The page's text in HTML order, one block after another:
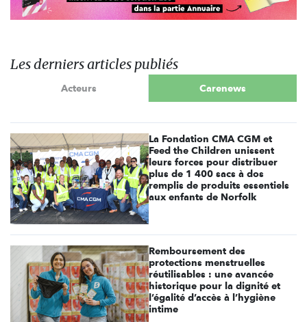
Les derniers articles publiés
Acteurs Carenews
La Fondation CMA CGM et
Feed the Children unissent
leurs forces pour distribuer
plus de 1 400 sacs à dos
remplis de produits essentiels
aux enfants de Norfolk
Remboursement des
protections menstruelles
réutilisables : une avancée
historique pour la dignité et
l’égalité d’accès à l’hygiène
intime